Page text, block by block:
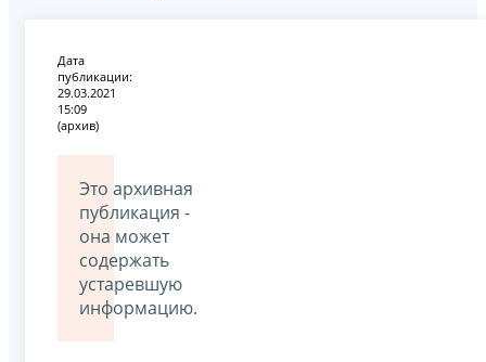
Дата
публикации:
29.03.2021
15:09
(архив)
Это архивная
публикация -
она может
содержать
устаревшую
информацию.